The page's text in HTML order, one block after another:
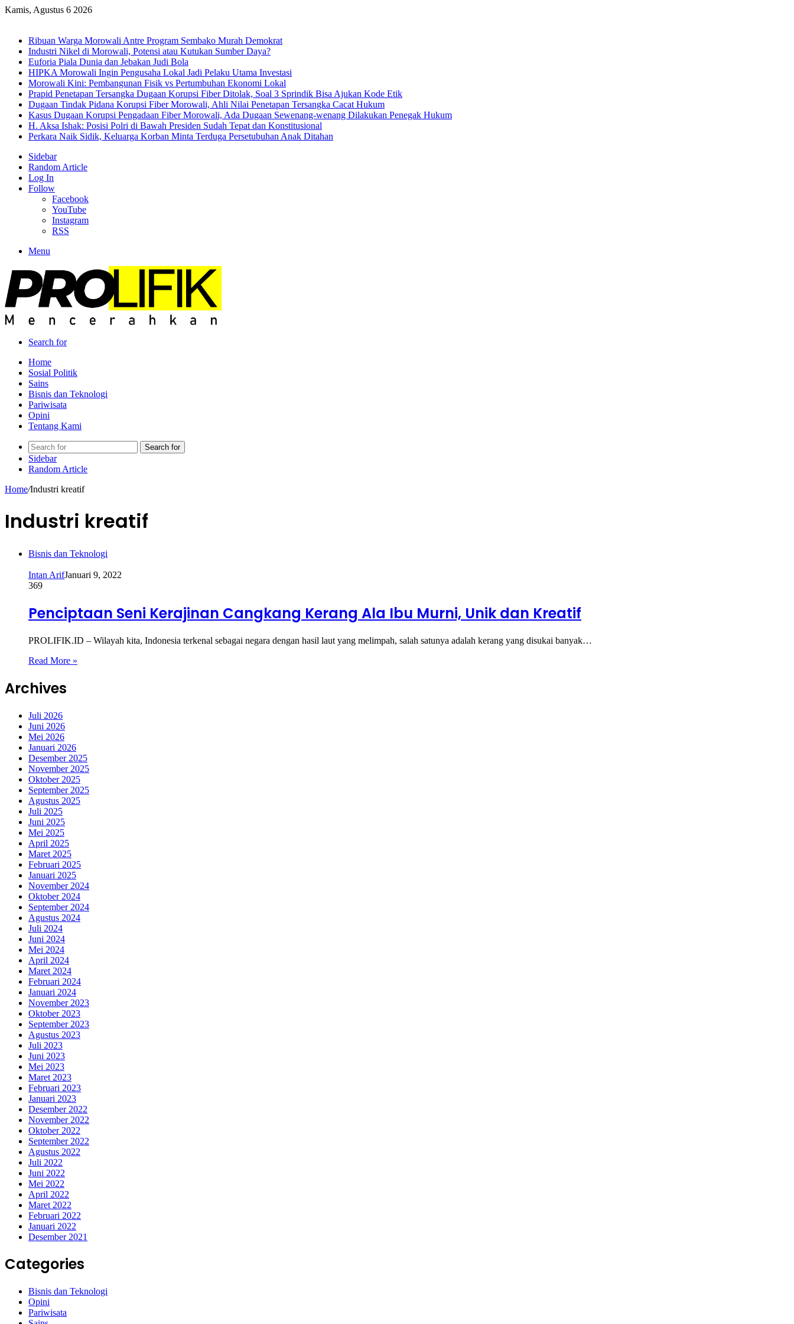
Kamis, Agustus 6 2026
Ribuan Warga Morowali Antre Program Sembako Murah Demokrat
Industri Nikel di Morowali, Potensi atau Kutukan Sumber Daya?
Euforia Piala Dunia dan Jebakan Judi Bola
HIPKA Morowali Ingin Pengusaha Lokal Jadi Pelaku Utama Investasi
Morowali Kini: Pembangunan Fisik vs Pertumbuhan Ekonomi Lokal
Prapid Penetapan Tersangka Dugaan Korupsi Fiber Ditolak, Soal 3 Sprindik Bisa Ajukan Kode Etik
Dugaan Tindak Pidana Korupsi Fiber Morowali, Ahli Nilai Penetapan Tersangka Cacat Hukum
Kasus Dugaan Korupsi Pengadaan Fiber Morowali, Ada Dugaan Sewenang-wenang Dilakukan Penegak Hukum
H. Aksa Ishak: Posisi Polri di Bawah Presiden Sudah Tepat dan Konstitusional
Perkara Naik Sidik, Keluarga Korban Minta Terduga Persetubuhan Anak Ditahan
Sidebar
Random Article
Log In
Follow
Facebook
YouTube
Instagram
RSS
Menu
Search for
Home
Sosial Politik
Sains
Bisnis dan Teknologi
Pariwisata
Opini
Tentang Kami
Search for
Sidebar
Random Article
Home/Industri kreatif
Industri kreatif
Bisnis dan Teknologi
Intan ArifJanuari 9, 2022
369
Penciptaan Seni Kerajinan Cangkang Kerang Ala Ibu Murni, Unik dan Kreatif
PROLIFIK.ID – Wilayah kita, Indonesia terkenal sebagai negara dengan hasil laut yang melimpah, salah satunya adalah kerang yang disukai banyak…
Read More »
Archives
Juli 2026
Juni 2026
Mei 2026
Januari 2026
Desember 2025
November 2025
Oktober 2025
September 2025
Agustus 2025
Juli 2025
Juni 2025
Mei 2025
April 2025
Maret 2025
Februari 2025
Januari 2025
November 2024
Oktober 2024
September 2024
Agustus 2024
Juli 2024
Juni 2024
Mei 2024
April 2024
Maret 2024
Februari 2024
Januari 2024
November 2023
Oktober 2023
September 2023
Agustus 2023
Juli 2023
Juni 2023
Mei 2023
Maret 2023
Februari 2023
Januari 2023
Desember 2022
November 2022
Oktober 2022
September 2022
Agustus 2022
Juli 2022
Juni 2022
Mei 2022
April 2022
Maret 2022
Februari 2022
Januari 2022
Desember 2021
Categories
Bisnis dan Teknologi
Opini
Pariwisata